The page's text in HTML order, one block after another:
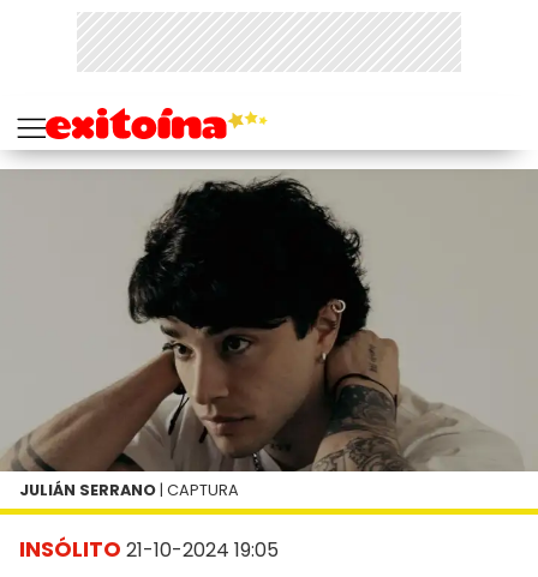
INSÓLITO 21-10-2024 19:05
JULIÁN SERRANO | CAPTURA